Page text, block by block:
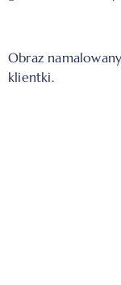
Obraz
klientki.